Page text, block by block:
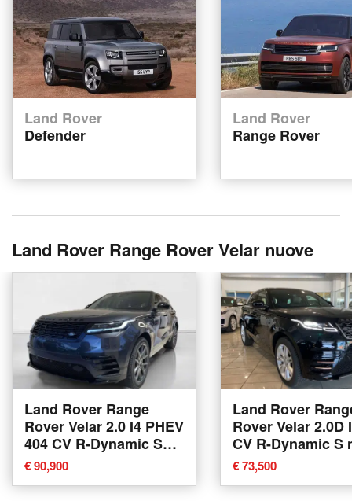
Land Rover
Defender
Land Rover
Range Rover
Land Rover Range Rover Velar nuove
Land Rover Range
Rover Velar 2.0 I4 PHEV
404 CV R-Dynamic SE
nuova a Monteriggioni
€ 90,900
Land Rover
Rover Velar 2.0D
CV R-Dynamic S
a Agliana
€ 73,500